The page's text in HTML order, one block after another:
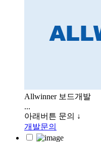
Allwinner 보드개발
...
아래버튼 문의 ↓
개발문의